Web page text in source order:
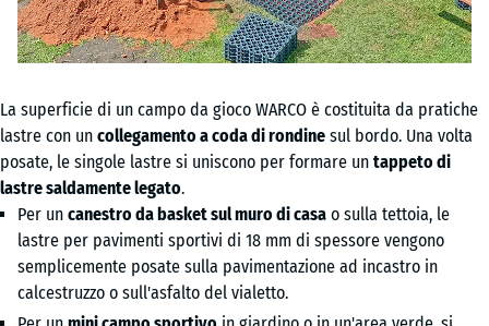
La superficie di un campo da gioco WARCO è costituita da pratiche
lastre con un collegamento a coda di rondine sul bordo. Una volta
posate, le singole lastre si uniscono per formare un tappeto di
lastre saldamente legato.
Per un canestro da basket sul muro di casa o sulla tettoia, le
lastre per pavimenti sportivi di 18 mm di spessore vengono
semplicemente posate sulla pavimentazione ad incastro in
calcestruzzo o sull'asfalto del vialetto.